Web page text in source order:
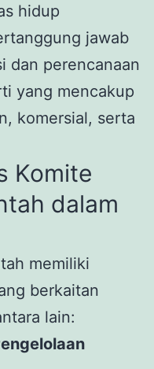
hidup
jawab
dan perencanaan
yang mencakup
komersial, serta
Komite
dalam
memiliki
berkaitan
lain: